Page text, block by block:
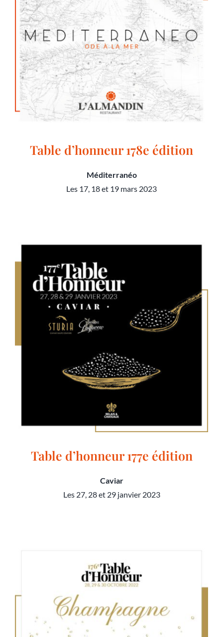
Table d’honneur 178e édition
Méditerranéo
Les 17, 18 et 19 mars 2023
Table d’honneur 177e édition
Caviar
Les 27, 28 et 29 janvier 2023